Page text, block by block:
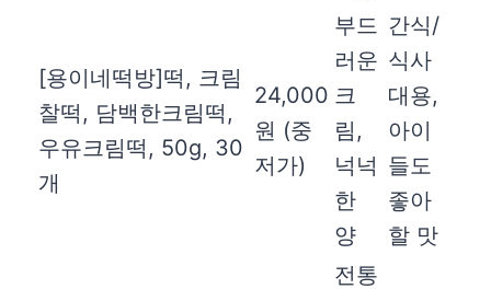
[용이네떡방]떡, 크림
찰떡, 담백한크림떡,
우유크림떡, 50g, 30
개
24,000
원 (중
저가)
부드
러운
크
림,
넉넉
한
양
간식/
식사
대용,
아이
들도
좋아
할 맛
전통